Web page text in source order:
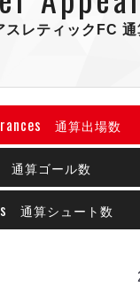
表
MATCHES
停止選手
ゴール
シュート
生命Ｆ１リーグ
北海道
浦安
すみだ
う TICKET
報 ARENA
スレティックFC
通算出場数
通算ゴール数
通算シュート数